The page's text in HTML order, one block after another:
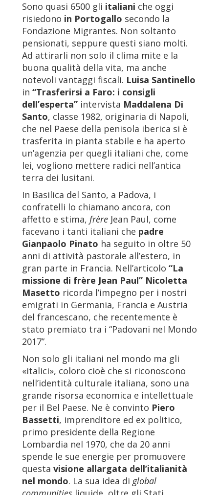
Sono quasi 6500 gli italiani che oggi
risiedono in Portogallo secondo la
Fondazione Migrantes. Non soltanto
pensionati, seppure questi siano molti.
Ad attirarli non solo il clima mite e la
buona qualità della vita, ma anche
notevoli vantaggi fiscali. Luisa Santinello
in “Trasferirsi a Faro: i consigli
dell’esperta” intervista Maddalena Di
Santo, classe 1982, originaria di Napoli,
che nel Paese della penisola iberica si è
trasferita in pianta stabile e ha aperto
un’agenzia per quegli italiani che, come
lei, vogliono mettere radici nell’antica
terra dei lusitani.
In Basilica del Santo, a Padova, i
confratelli lo chiamano ancora, con
affetto e stima, frère Jean Paul, come
facevano i tanti italiani che padre
Gianpaolo Pinato ha seguito in oltre 50
anni di attività pastorale all’estero, in
gran parte in Francia. Nell’articolo “La
missione di frère Jean Paul” Nicoletta
Masetto ricorda l’impegno per i nostri
emigrati in Germania, Francia e Austria
del francescano, che recentemente è
stato premiato tra i “Padovani nel Mondo
2017”.
Non solo gli italiani nel mondo ma gli
«italici», coloro cioè che si riconoscono
nell’identità culturale italiana, sono una
grande risorsa economica e intellettuale
per il Bel Paese. Ne è convinto Piero
Bassetti, imprenditore ed ex politico,
primo presidente della Regione
Lombardia nel 1970, che da 20 anni
spende le sue energie per promuovere
questa visione allargata dell’italianità
nel mondo. La sua idea di global